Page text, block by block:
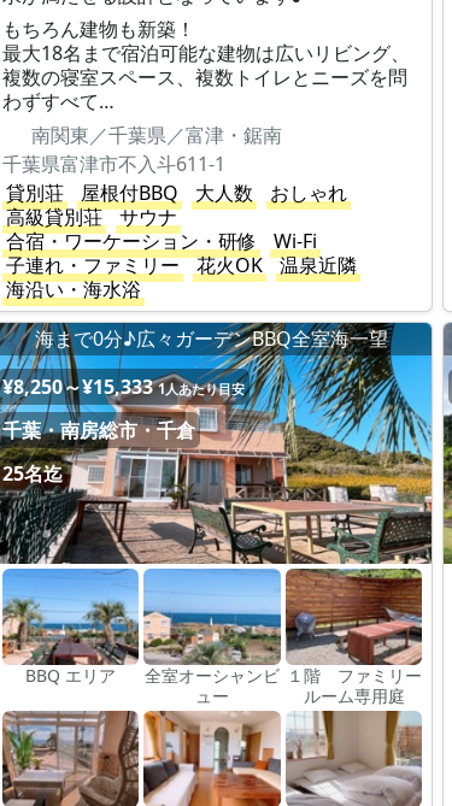
もちろん建物も新築！
最大18名まで宿泊可能な建物は広いリビング、
複数の寝室スペース、複数トイレとニーズを問
わずすべて…
南関東／千葉県／富津・鋸南
千葉県富津市不入斗611-1
貸別荘
屋根付BBQ 大人数
おしゃれ
高級貸別荘
サウナ
合宿・ワーケーション・研修
Wi-Fi
子連れ・ファミリー
花火OK
温泉近隣
海沿い・海水浴
海まで0分♪広々ガーデンBBQ全室海一望
¥8,250～¥15,333 1人あたり目安
千葉・南房総市・千倉
25名迄
BBQ エリア
全室オーシャンビ
ュー
１階 ファミリー
ルーム専用庭